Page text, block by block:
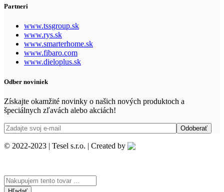
Partneri
www.tssgroup.sk
www.rys.sk
www.smarterhome.sk
www.fibaro.com
www.dieloplus.sk
Odber noviniek
Získajte okamžité novinky o našich nových produktoch a
špeciálnych zľavách alebo akciách!
© 2022-2023 | Tesel s.r.o. | Created by
Search
here